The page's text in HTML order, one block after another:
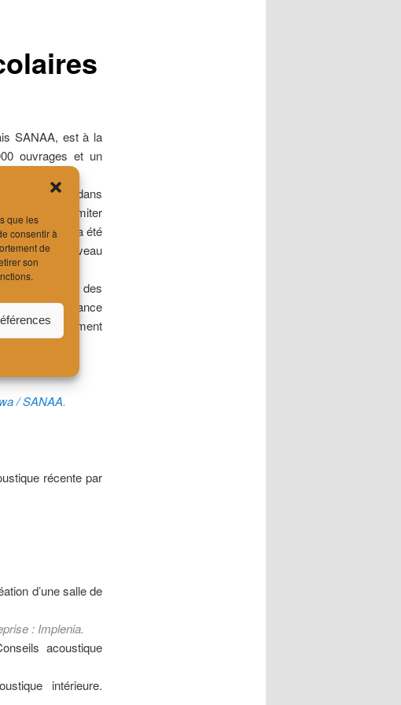
que les
consentir à
de
son
SANAA, est à la
ouvrages et un
résidaient dans
de limiter
performant a été
du niveau
qu’une partie des
une ambiance
majoritairement
/ SANAA.
récente par
d’une salle de
: Implenia.
acoustique
intérieure.